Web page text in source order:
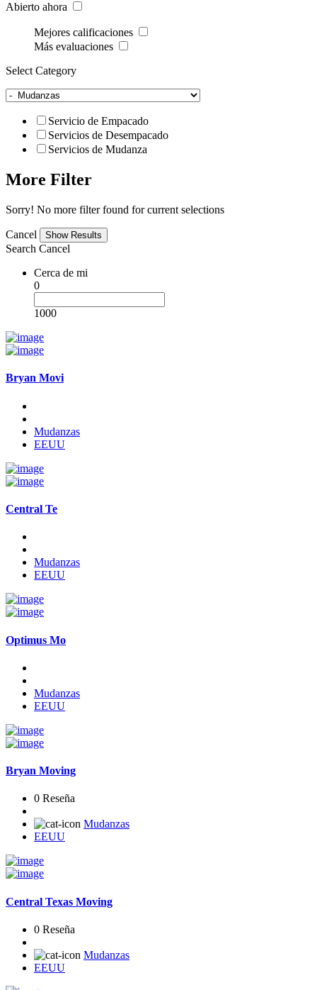
Abierto ahora
Mejores calificaciones
Más evaluaciones
Select Category
Servicio de Empacado
Servicios de Desempacado
Servicios de Mudanza
More Filter
Sorry! No more filter found for current selections
Cancel
Search Cancel
Cerca de mi
0
1000
Bryan Movi
Mudanzas
EEUU
Central Te
Mudanzas
EEUU
Optimus Mo
Mudanzas
EEUU
Bryan Moving
0 Reseña
Mudanzas
EEUU
Central Texas Moving
0 Reseña
Mudanzas
EEUU